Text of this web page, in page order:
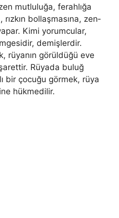
mutluluğa, ferahlığa
bollaşmasına, zen­
Kimi yorumcular,
de­mişlerdir.
rüyanın görüldüğü eve
Rüyada buluğ
bir çocuğu görmek, rüya
hükmedilir.